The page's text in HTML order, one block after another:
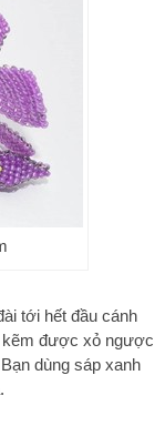
tới hết đầu cánh
kẽm được xỏ ngược
dùng sáp xanh